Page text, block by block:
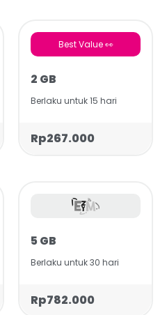
Best Value 👀
2 GB
Berlaku untuk 15 hari
Rp267.000
5 GB
Berlaku untuk 30 hari
Rp782.000